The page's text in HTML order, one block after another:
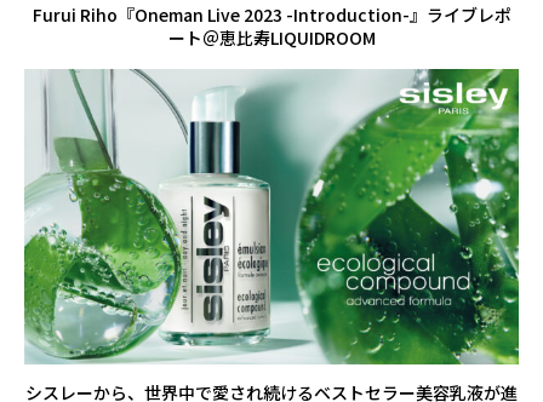
Furui Riho『Oneman Live 2023 -Introduction-』ライブレポ
ート＠恵比寿LIQUIDROOM
シスレーから、世界中で愛され続けるベストセラー美容乳液が進